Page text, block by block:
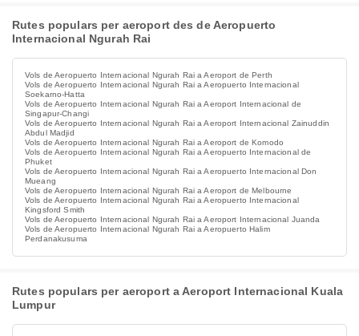
Rutes populars per aeroport des de Aeropuerto
Internacional Ngurah Rai
Vols de Aeropuerto Internacional Ngurah Rai a Aeroport de Perth
Vols de Aeropuerto Internacional Ngurah Rai a Aeropuerto Internacional
Soekarno-Hatta
Vols de Aeropuerto Internacional Ngurah Rai a Aeroport Internacional de
Singapur-Changi
Vols de Aeropuerto Internacional Ngurah Rai a Aeroport Internacional Zainuddin
Abdul Madjid
Vols de Aeropuerto Internacional Ngurah Rai a Aeroport de Komodo
Vols de Aeropuerto Internacional Ngurah Rai a Aeropuerto Internacional de
Phuket
Vols de Aeropuerto Internacional Ngurah Rai a Aeropuerto Internacional Don
Mueang
Vols de Aeropuerto Internacional Ngurah Rai a Aeroport de Melbourne
Vols de Aeropuerto Internacional Ngurah Rai a Aeropuerto Internacional
Kingsford Smith
Vols de Aeropuerto Internacional Ngurah Rai a Aeroport Internacional Juanda
Vols de Aeropuerto Internacional Ngurah Rai a Aeropuerto Halim
Perdanakusuma
Rutes populars per aeroport a Aeroport Internacional Kuala
Lumpur